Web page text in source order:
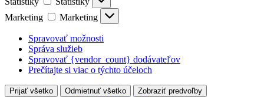
Marketing
Marketing
Spravovať možnosti
Správa služieb
Spravovať {vendor_count} dodávateľov
Prečítajte si viac o týchto účeloch
Prijať všetko Odmietnuť všetko
Zobraziť predvoľby